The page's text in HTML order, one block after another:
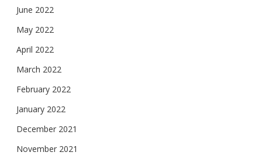
June 2022
May 2022
April 2022
March 2022
February 2022
January 2022
December 2021
November 2021